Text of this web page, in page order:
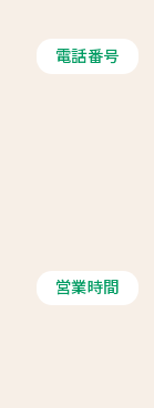
電話番号
営業時間